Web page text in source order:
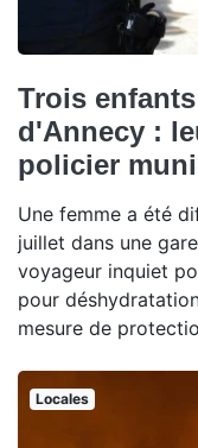
Trois
d'Annecy :
policier
Une femme a été
juillet dans une
voyageur inquiet
pour
mesure de
Locales